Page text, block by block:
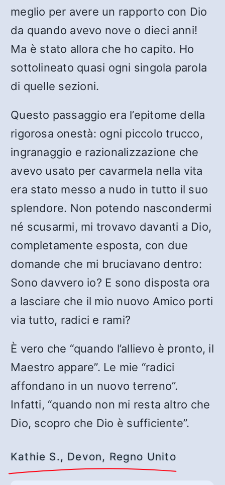
meglio per avere un rapporto con Dio
da quando avevo nove o dieci anni!
Ma è stato allora che ho capito. Ho
sottolineato quasi ogni singola parola
di quelle sezioni.
Questo passaggio era l’epitome della
rigorosa onestà: ogni piccolo trucco,
ingranaggio e razionalizzazione che
avevo usato per cavarmela nella vita
era stato messo a nudo in tutto il suo
splendore. Non potendo nascondermi
né scusarmi, mi trovavo davanti a Dio,
completamente esposta, con due
domande che mi bruciavano dentro:
Sono davvero io? E sono disposta ora
a lasciare che il mio nuovo Amico porti
via tutto, radici e rami?
È vero che “quando l’allievo è pronto, il
Maestro appare”. Le mie “radici
affondano in un nuovo terreno”.
Infatti, “quando non mi resta altro che
Dio, scopro che Dio è sufficiente”.
Kathie S., Devon, Regno Unito